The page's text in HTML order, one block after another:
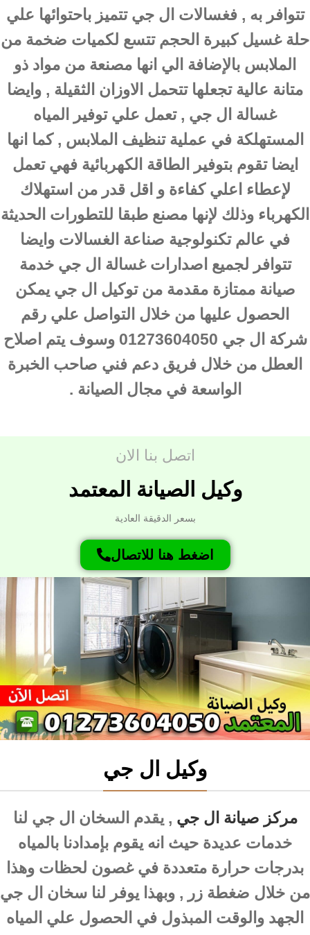
تتوافر به , فغسالات ال جي تتميز باحتوائها علي
حلة غسيل كبيرة الحجم تتسع لكميات ضخمة من
الملابس بالإضافة الي انها مصنعة من مواد ذو
متانة عالية تجعلها تتحمل الاوزان الثقيلة , وايضا
غسالة ال جي , تعمل علي توفير المياه
المستهلكة في عملية تنظيف الملابس , كما انها
ايضا تقوم بتوفير الطاقة الكهربائية فهي تعمل
لإعطاء اعلي كفاءة و اقل قدر من استهلاك
الكهرباء وذلك لإنها مصنع طبقا للتطورات الحديثة
في عالم تكنولوجية صناعة الغسالات وايضا
تتوافر لجميع اصدارات غسالة ال جي خدمة
صيانة ممتازة مقدمة من توكيل ال جي يمكن
الحصول عليها من خلال التواصل علي رقم
شركة ال جي 01273604050 وسوف يتم اصلاح
العطل من خلال فريق دعم فني صاحب الخبرة
الواسعة في مجال الصيانة .
اتصل بنا الان
وكيل الصيانة المعتمد
بسعر الدقيقة العادية
اضغط هنا للاتصال
وكيل ال جي
مركز صيانة ال جي , يقدم السخان ال جي لنا
خدمات عديدة حيث انه يقوم بإمدادنا بالمياه
بدرجات حرارة متعددة في غصون لحظات وهذا
من خلال ضغطة زر , وبهذا يوفر لنا سخان ال جي
الجهد والوقت المبذول في الحصول علي المياه